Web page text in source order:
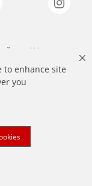
to enhance site
you
รค้าของ 3M